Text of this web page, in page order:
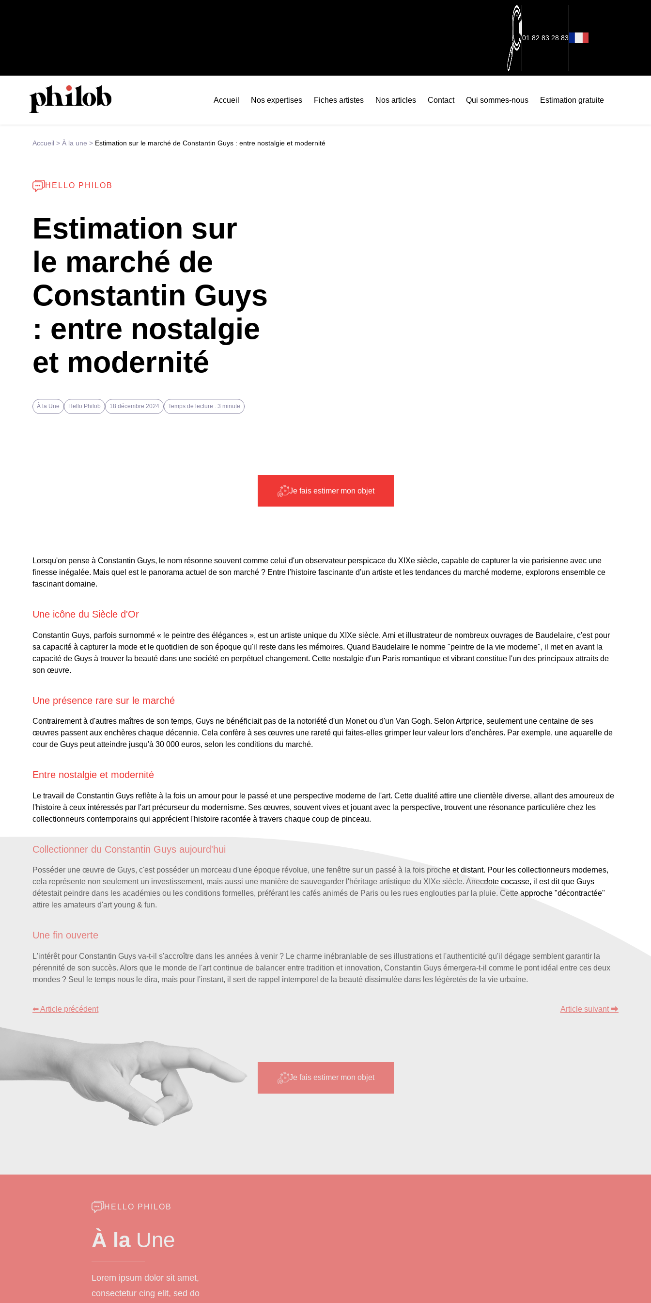
01 82 83 28 83
Accueil Nos expertises Fiches artistes Nos articles Contact Qui sommes-nous Estimation gratuite
Accueil >À la une > Estimation sur le marché de Constantin Guys : entre nostalgie et modernité
HELLO PHILOB
Estimation sur
le marché de
Constantin Guys
: entre nostalgie
et modernité
À la Une Hello Philob 18 décembre 2024 Temps de lecture : 3 minute
Je fais estimer mon objet
Lorsqu'on pense à Constantin Guys, le nom résonne souvent comme celui d'un observateur perspicace du XIXe siècle, capable de capturer la vie parisienne avec une
finesse inégalée. Mais quel est le panorama actuel de son marché ? Entre l'histoire fascinante d'un artiste et les tendances du marché moderne, explorons ensemble ce
fascinant domaine.
Une icône du Siècle d'Or
Constantin Guys, parfois surnommé « le peintre des élégances », est un artiste unique du XIXe siècle. Ami et illustrateur de nombreux ouvrages de Baudelaire, c'est pour
sa capacité à capturer la mode et le quotidien de son époque qu'il reste dans les mémoires. Quand Baudelaire le nomme "peintre de la vie moderne", il met en avant la
capacité de Guys à trouver la beauté dans une société en perpétuel changement. Cette nostalgie d'un Paris romantique et vibrant constitue l'un des principaux attraits de
son œuvre.
Une présence rare sur le marché
Contrairement à d'autres maîtres de son temps, Guys ne bénéficiait pas de la notoriété d'un Monet ou d'un Van Gogh. Selon Artprice, seulement une centaine de ses
œuvres passent aux enchères chaque décennie. Cela confère à ses œuvres une rareté qui faites-elles grimper leur valeur lors d'enchères. Par exemple, une aquarelle de
cour de Guys peut atteindre jusqu'à 30 000 euros, selon les conditions du marché.
Entre nostalgie et modernité
Le travail de Constantin Guys reflète à la fois un amour pour le passé et une perspective moderne de l'art. Cette dualité attire une clientèle diverse, allant des amoureux de
l'histoire à ceux intéressés par l'art précurseur du modernisme. Ses œuvres, souvent vives et jouant avec la perspective, trouvent une résonance particulière chez les
collectionneurs contemporains qui apprécient l'histoire racontée à travers chaque coup de pinceau.
Collectionner du Constantin Guys aujourd'hui
Posséder une œuvre de Guys, c'est posséder un morceau d'une époque révolue, une fenêtre sur un passé à la fois proche et distant. Pour les collectionneurs modernes,
cela représente non seulement un investissement, mais aussi une manière de sauvegarder l'héritage artistique du XIXe siècle. Anecdote cocasse, il est dit que Guys
détestait peindre dans les académies ou les conditions formelles, préférant les cafés animés de Paris ou les rues englouties par la pluie. Cette approche "décontractée"
attire les amateurs d'art young & fun.
Une fin ouverte
L'intérêt pour Constantin Guys va-t-il s'accroître dans les années à venir ? Le charme inébranlable de ses illustrations et l'authenticité qu'il dégage semblent garantir la
pérennité de son succès. Alors que le monde de l'art continue de balancer entre tradition et innovation, Constantin Guys émergera-t-il comme le pont idéal entre ces deux
mondes ? Seul le temps nous le dira, mais pour l'instant, il sert de rappel intemporel de la beauté dissimulée dans les légèretés de la vie urbaine.
⬅ Article précédent Article suivant ⮕
Je fais estimer mon objet
HELLO PHILOB
À laUne
Lorem ipsum dolor sit amet,
consectetur cing elit, sed do